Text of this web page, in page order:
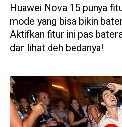
Huawei Nova 15 punya
mode yang bisa bikin
Aktifkan fitur ini pas
dan lihat deh bedanya!